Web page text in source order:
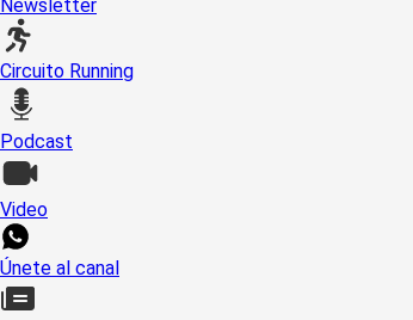
Newsletter
Circuito Running
Podcast
Video
Únete al canal